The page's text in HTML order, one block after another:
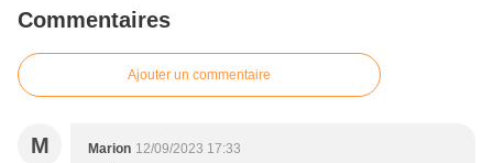
Commentaires
Ajouter un commentaire
M Marion 12/09/2023 17:33